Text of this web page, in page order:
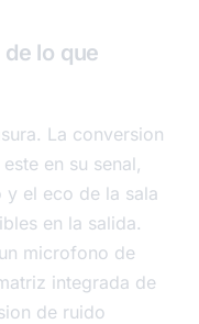
lo que
La conversion
en su senal,
el eco de la sala
en la salida.
microfono de
integrada de
de ruido